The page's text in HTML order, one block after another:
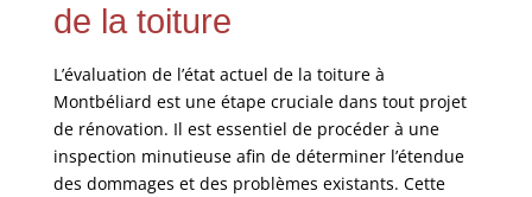
de la toiture
L’évaluation de l’état actuel de la toiture à
Montbéliard est une étape cruciale dans tout projet
de rénovation. Il est essentiel de procéder à une
inspection minutieuse afin de déterminer l’étendue
des dommages et des problèmes existants. Cette